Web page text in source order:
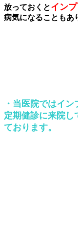
放っておくとイン
病気になることもあ
・当医院ではイ
定期健診に来院し
ております。